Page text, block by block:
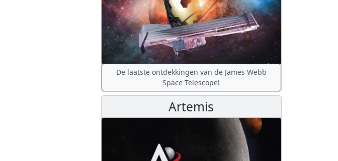
De laatste ontdekkingen van de James Webb
Space Telescope!
Artemis